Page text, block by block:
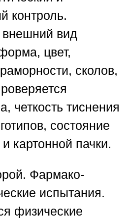
контроль.
внешний вид
цвет,
сколов,
четкость тиснения
состояние
картонной пачки.
Фармако-
испытания.
физические